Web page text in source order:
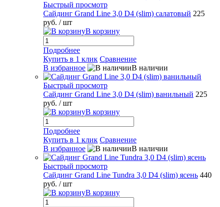
Быстрый просмотр
Сайдинг Grand Line 3,0 D4 (slim) салатовый 225
руб. / шт
В корзину
Подробнее
Купить в 1 клик Сравнение
В избранное
В наличии
Быстрый просмотр
Сайдинг Grand Line 3,0 D4 (slim) ванильный 225
руб. / шт
В корзину
Подробнее
Купить в 1 клик Сравнение
В избранное
В наличии
Быстрый просмотр
Сайдинг Grand Line Tundra 3,0 D4 (slim) ясень 440
руб. / шт
В корзину